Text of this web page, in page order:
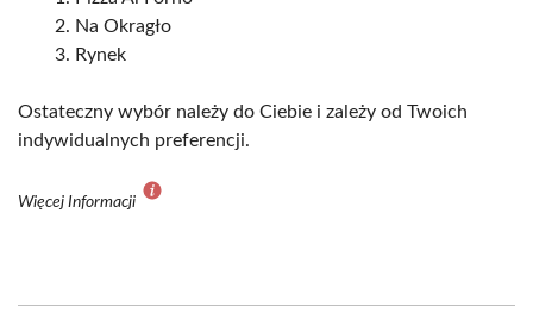
Na Okragło
Rynek
Ostateczny wybór należy do Ciebie i zależy od Twoich
indywidualnych preferencji.
Więcej Informacji